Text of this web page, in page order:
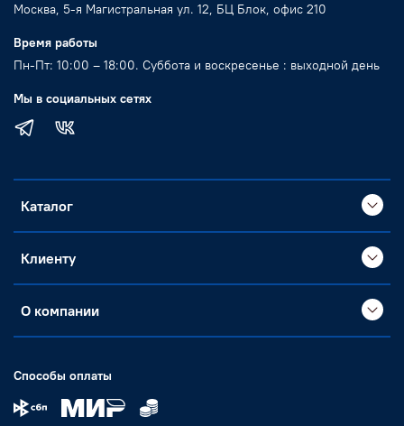
Москва, 5-я Магистральная ул. 12, БЦ Блок, офис 210
Время работы
Пн-Пт: 10:00 – 18:00. Суббота и воскресенье : выходной день
Мы в социальных сетях
Каталог
Клиенту
О компании
Способы оплаты